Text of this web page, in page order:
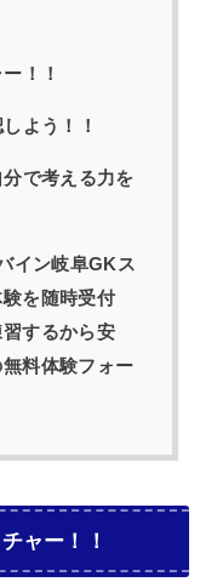
！！
よう！！
で考える力を
イン岐阜GKス
を随時受付
するから安
料体験フォー
ャー！！